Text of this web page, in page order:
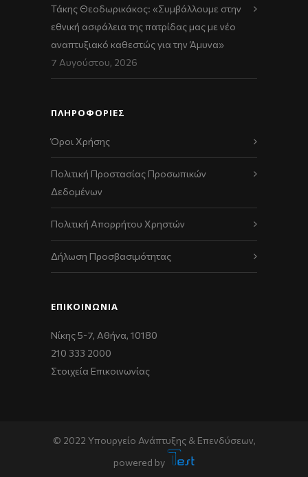
Τάκης Θεοδωρικάκος: «Συμβάλλουμε στην
εθνική ασφάλεια της πατρίδας μας με νέο
αναπτυξιακό καθεστώς για την Άμυνα»
7 Αυγούστου, 2026
ΠΛΗΡΟΦΟΡΙΕΣ
Όροι Χρήσης
Πολιτική Προστασίας Προσωπικών
Δεδομένων
Πολιτική Απορρήτου Χρηστών
Δήλωση Προσβασιμότητας
ΕΠΙΚΟΙΝΩΝΊΑ
Νίκης 5-7, Αθήνα, 10180
210 333 2000
Στοιχεία Επικοινωνίας
© 2022 Υπουργείο Ανάπτυξης & Επενδύσεων,
powered by